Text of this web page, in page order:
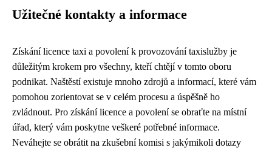
Užitečné kontakty a informace
Získání licence taxi a povolení k provozování taxislužby je
důležitým krokem pro všechny, kteří chtějí v tomto oboru
podnikat. Naštěstí existuje mnoho zdrojů a informací, které vám
pomohou zorientovat se v celém procesu a úspěšně ho
zvládnout. Pro získání licence a povolení se obraťte na místní
úřad, který vám poskytne veškeré potřebné informace.
Neváhejte se obrátit na zkušební komisi s jakýmikoli dotazy